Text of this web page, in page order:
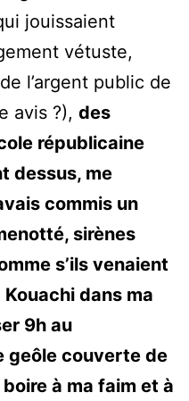
jouissaient
vétuste,
l’argent public de
avis ?), des
républicaine
dessus, me
commis un
sirènes
s’ils venaient
dans ma
9h au
geôle couverte de
à ma faim et à